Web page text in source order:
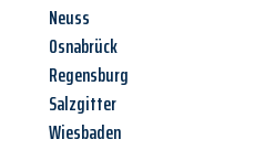
Neuss
Osnabrück
Regensburg
Salzgitter
Wiesbaden